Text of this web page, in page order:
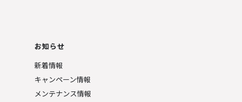
お知らせ
新着情報
キャンペーン情報
メンテナンス情報